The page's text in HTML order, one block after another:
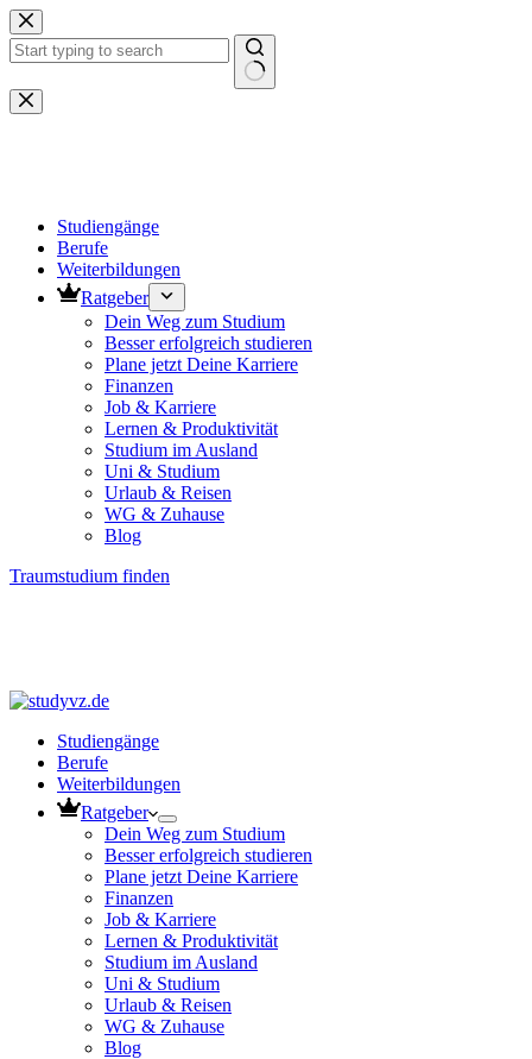
Zum
Inhalt
springen
Keine
Ergebnisse
Studiengänge
Berufe
Weiterbildungen
Ratgeber
Dein Weg zum Studium
Besser erfolgreich studieren
Plane jetzt Deine Karriere
Finanzen
Job & Karriere
Lernen & Produktivität
Studium im Ausland
Uni & Studium
Urlaub & Reisen
WG & Zuhause
Blog
Traumstudium finden
Studiengänge
Berufe
Weiterbildungen
Ratgeber
Dein Weg zum Studium
Besser erfolgreich studieren
Plane jetzt Deine Karriere
Finanzen
Job & Karriere
Lernen & Produktivität
Studium im Ausland
Uni & Studium
Urlaub & Reisen
WG & Zuhause
Blog